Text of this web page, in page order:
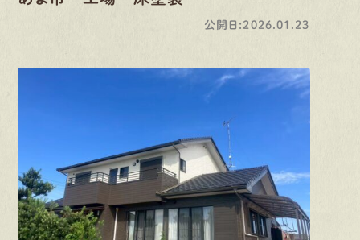
公開日:2026.01.23